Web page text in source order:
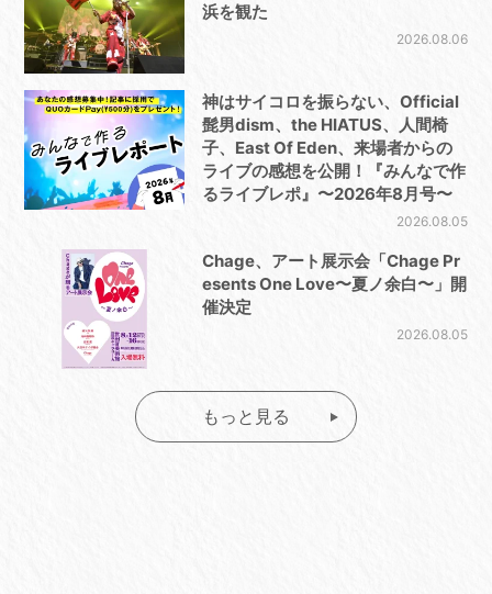
浜を観た
2026.08.06
神はサイコロを振らない、Official
髭男dism、the HIATUS、人間椅
子、East Of Eden、来場者からの
ライブの感想を公開！『みんなで作
るライブレポ』〜2026年8月号〜
2026.08.05
Chage、アート展示会「Chage Pr
esents One Love〜夏ノ余白〜」開
催決定
2026.08.05
もっと見る